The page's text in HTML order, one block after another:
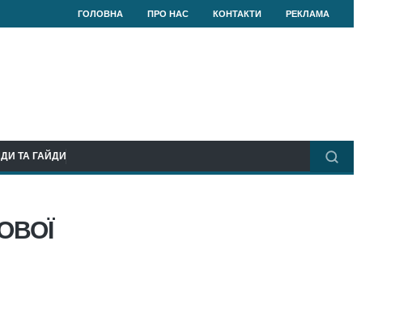
ГОЛОВНА ПРО НАС КОНТАКТИ РЕКЛАМА
ТА ГАЙДИ